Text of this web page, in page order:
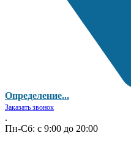
Определение...
Заказать звонок
.
Пн-Сб: с 9:00 до 20:00
.